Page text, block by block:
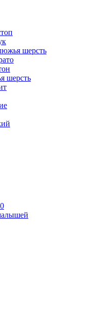
шерсть
шерсть